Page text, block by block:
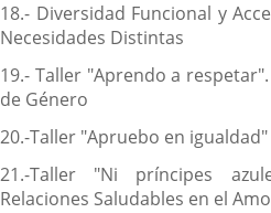
18.- Diversidad Funcional y
Necesidades Distintas
19.- Taller "Aprendo a
de Género
20.-Taller "Apruebo en igualdad"
21.-Taller "Ni príncipes
Relaciones Saludables en el